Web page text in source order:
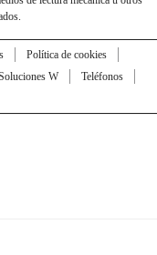
Política de cookies
W
Teléfonos